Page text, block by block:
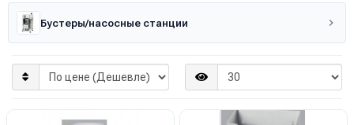
Бустеры/насосные станции